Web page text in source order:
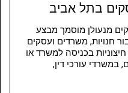
בתל אביב
מנעולן מוסמך מבצע
חנויות, משרדים ועסקים
בכניסה למשרד או
במשרדי עורכי דין,